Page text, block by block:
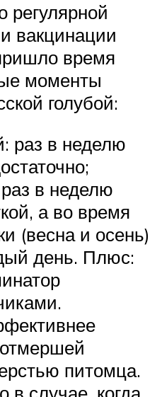
регулярной
вакцинации
время
моменты
голубой:
раз в неделю
в неделю
а во время
(весна и осень)
день. Плюс:
питомца.